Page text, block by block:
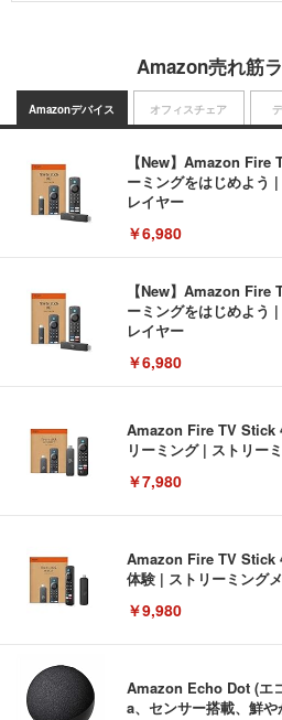
Amazon売れ筋
Amazonデバイス
【New】Amazon Fire
ーミングをはじめよう
レイヤー
￥6,980
【New】Amazon Fire
ーミングをはじめよう
レイヤー
￥6,980
Amazon Fire TV Stick
リーミング | ストリー
￥7,980
Amazon Fire TV Stick
体験 | ストリーミング
￥9,980
Amazon Echo Dot (エ
a、センサー搭載、鮮
オフィスチェア